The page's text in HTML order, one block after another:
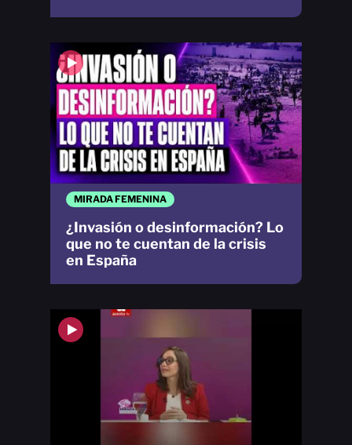
MIRADA FEMENINA
¿Invasión o desinformación? Lo
que no te cuentan de la crisis
en España